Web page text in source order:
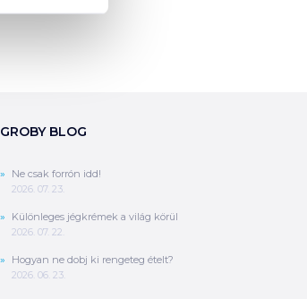
GROBY BLOG
Ne csak forrón idd!
2026. 07. 23.
Különleges jégkrémek a világ körül
2026. 07. 22.
Hogyan ne dobj ki rengeteg ételt?
2026. 06. 23.